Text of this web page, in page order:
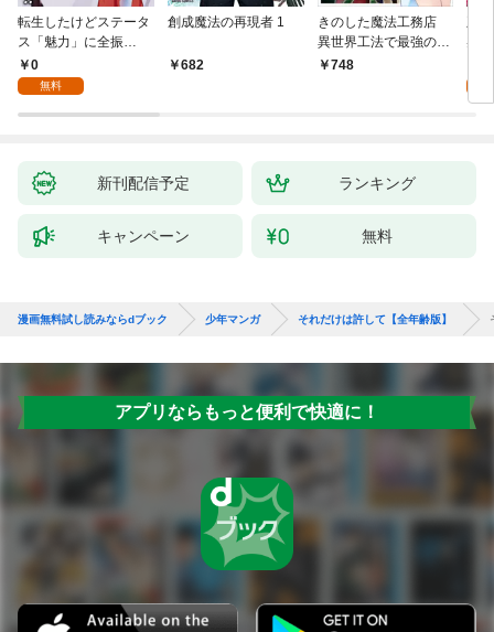
転生したけどステータ
ス「魅力」に全振
り！？(1)
0
無料
創成魔法の再現者 1
682
きのした魔法工務店
異世界工法で最強の家
づくりを（コミック）
748
兆
る
新刊配信予定 ランキング
キャンペーン 無料
漫画無料試し読みならdブック 少年マンガ それだけは許して【全年齢版】
アプリならもっと便利で快適に！